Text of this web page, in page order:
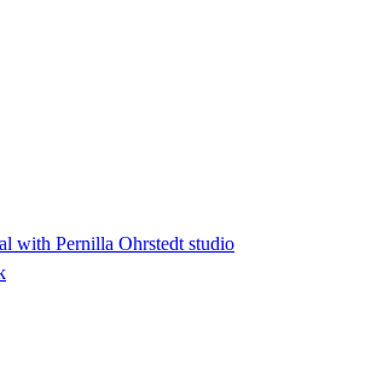
with Pernilla Ohrstedt studio